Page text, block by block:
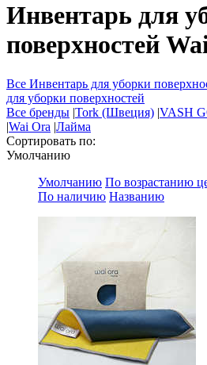
Инвентарь для
поверхностей
Все Инвентарь для уборки
для уборки поверхностей
Все бренды |Tork (Швеция) |VASH
|Wai Ora |Лайма
Сортировать по:
Умолчанию
Умолчанию По возрастанию
По наличию Названию